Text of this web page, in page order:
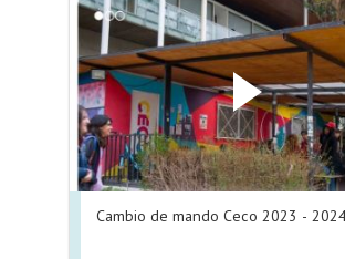
Cambio de mando Ceco 2023 -